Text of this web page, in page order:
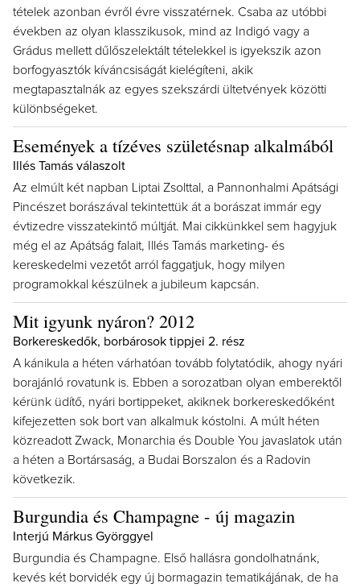
tételek azonban évről évre visszatérnek. Csaba az utóbbi
években az olyan klasszikusok, mind az Indigó vagy a
Grádus mellett dűlőszelektált tételekkel is igyekszik azon
borfogyasztók kíváncsiságát kielégíteni, akik
megtapasztalnák az egyes szekszárdi ültetvények közötti
különbségeket.
Események a tízéves születésnap alkalmából
Illés Tamás válaszolt
Az elmúlt két napban Liptai Zsolttal, a Pannonhalmi Apátsági
Pincészet borászával tekintettük át a borászat immár egy
évtizedre visszatekintő múltját. Mai cikkünkkel sem hagyjuk
még el az Apátság falait, Illés Tamás marketing- és
kereskedelmi vezetőt arról faggatjuk, hogy milyen
programokkal készülnek a jubileum kapcsán.
Mit igyunk nyáron? 2012
Borkereskedők, borbárosok tippjei 2. rész
A kánikula a héten várhatóan tovább folytatódik, ahogy nyári
borajánló rovatunk is. Ebben a sorozatban olyan emberektől
kérünk üdítő, nyári bortippeket, akiknek borkereskedőként
kifejezetten sok bort van alkalmuk kóstolni. A múlt héten
közreadott Zwack, Monarchia és Double You javaslatok után
a héten a Bortársaság, a Budai Borszalon és a Radovin
következik.
Burgundia és Champagne - új magazin
Interjú Márkus Györggyel
Burgundia és Champagne. Első hallásra gondolhatnánk,
kevés két borvidék egy új bormagazin tematikájának, de ha